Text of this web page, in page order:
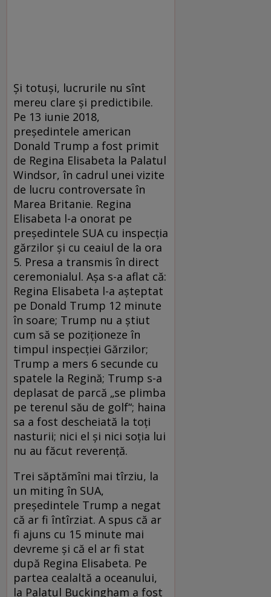
Și totuși, lucrurile nu sînt
mereu clare și predictibile.
Pe 13 iunie 2018,
președintele american
Donald Trump a fost primit
de Regina Elisabeta la Palatul
Windsor, în cadrul unei vizite
de lucru controversate în
Marea Britanie. Regina
Elisabeta l-a onorat pe
președintele SUA cu inspecția
gărzilor și cu ceaiul de la ora
5. Presa a transmis în direct
ceremonialul. Așa s-a aflat că:
Regina Elisabeta l-a așteptat
pe Donald Trump 12 minute
în soare; Trump nu a știut
cum să se poziționeze în
timpul inspecției Gărzilor;
Trump a mers 6 secunde cu
spatele la Regină; Trump s-a
deplasat de parcă „se plimba
pe terenul său de golf“; haina
sa a fost descheiată la toți
nasturii; nici el și nici soția lui
nu au făcut reverență.
Trei săptămîni mai tîrziu, la
un miting în SUA,
președintele Trump a negat
că ar fi întîrziat. A spus că ar
fi ajuns cu 15 minute mai
devreme și că el ar fi stat
după Regina Elisabeta. Pe
partea cealaltă a oceanului,
la Palatul Buckingham a fost